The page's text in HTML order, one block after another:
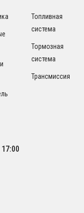
Топливная
система
Тормозная
система
Трансмиссия